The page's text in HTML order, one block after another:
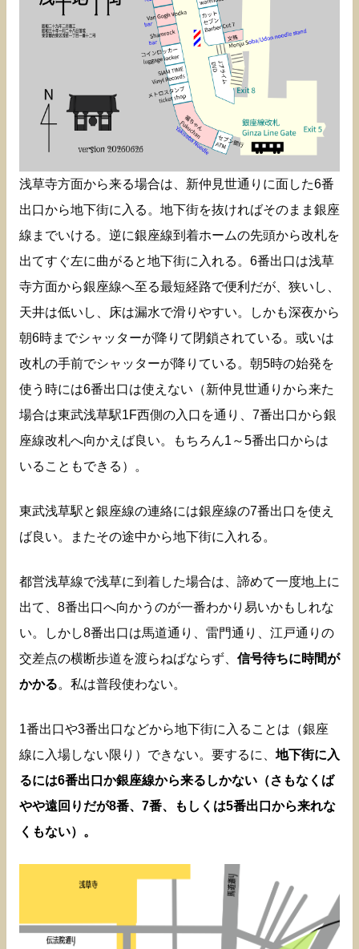
浅草寺方面から来る場合は、新仲見世通りに面した6番
出口から地下街に入る。地下街を抜ければそのまま銀座
線までいける。逆に銀座線到着ホームの先頭から改札を
出てすぐ左に曲がると地下街に入れる。6番出口は浅草
寺方面から銀座線へ至る最短経路で便利だが、狭いし、
天井は低いし、床は漏水で滑りやすい。しかも深夜から
朝6時までシャッターが降りて閉鎖されている。或いは
改札の手前でシャッターが降りている。朝5時の始発を
使う時には6番出口は使えない（新仲見世通りから来た
場合は東武浅草駅1F西側の入口を通り、7番出口から銀
座線改札へ向かえば良い。もちろん1～5番出口からは
いることもできる）。
東武浅草駅と銀座線の連絡には銀座線の7番出口を使え
ば良い。またその途中から地下街に入れる。
都営浅草線で浅草に到着した場合は、諦めて一度地上に
出て、8番出口へ向かうのが一番わかり易いかもしれな
い。しかし8番出口は馬道通り、雷門通り、江戸通りの
交差点の横断歩道を渡らねばならず、 信号待ちに時間が
かかる。私は普段使わない。
1番出口や3番出口などから地下街に入ることは（銀座
線に入場しない限り）できない。要するに、 地下街に入
るには6番出口か銀座線から来るしかない（さもなくば
やや遠回りだが8番、7番、もしくは5番出口から来れな
くもない）。